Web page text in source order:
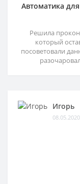
Автоматика
Решила
который
посоветовали
Игорь
08.05.2020